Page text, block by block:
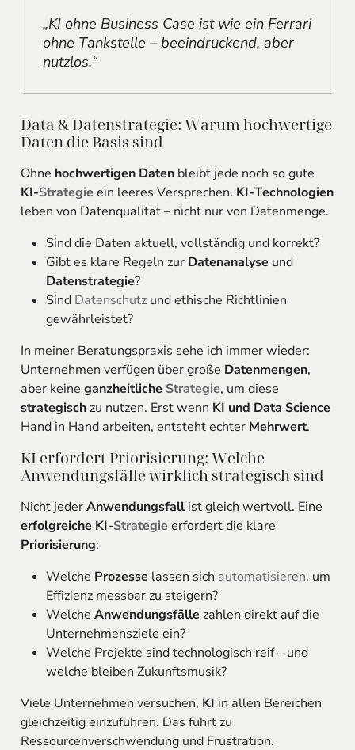
„KI ohne Business Case ist wie ein Ferrari
ohne Tankstelle – beeindruckend, aber
nutzlos.“
Data & Datenstrategie: Warum hochwertige
Daten die Basis sind
Ohne hochwertigen Datenbleibt jede noch so gute
KI-Strategie ein leeres Versprechen. KI-Technologien
leben von Datenqualität – nicht nur von Datenmenge.
Sind die Daten aktuell, vollständig und korrekt?
Gibt es klare Regeln zur Datenanalyseund
Datenstrategie?
Sind Datenschutzund ethische Richtlinien
gewährleistet?
In meiner Beratungspraxis sehe ich immer wieder:
Unternehmen verfügen über große Datenmengen,
aber keine ganzheitliche Strategie, um diese
strategischzu nutzen. Erst wenn KI und Data Science
Hand in Hand arbeiten, entsteht echter Mehrwert.
KI erfordert Priorisierung: Welche
Anwendungsfälle wirklich strategisch sind
Nicht jederAnwendungsfallist gleich wertvoll. Eine
erfolgreiche KI-Strategie erfordert die klare
Priorisierung:
Welche Prozesselassen sich automatisieren, um
Effizienz messbar zu steigern?
Welche Anwendungsfällezahlen direkt auf die
Unternehmensziele ein?
Welche Projekte sind technologisch reif – und
welche bleiben Zukunftsmusik?
Viele Unternehmen versuchen, KI in allen Bereichen
gleichzeitig einzuführen. Das führt zu
Ressourcenverschwendung und Frustration.